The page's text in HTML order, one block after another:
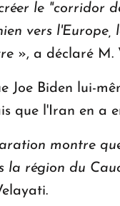
le "corridor
vers l'Europe,
», a déclaré M.
Joe Biden lui-
que l'Iran en a
montre
la région du